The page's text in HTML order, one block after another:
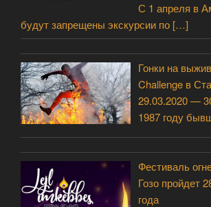
С 1 апреля в
будут запрещены экскурсии по […]
Гонки на
Challenge в
29.03.2020 —
1987 году
Фестиваль
Гозо пройдет
года